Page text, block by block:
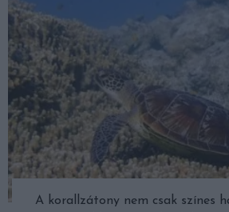
A korallzátony nem csak színes